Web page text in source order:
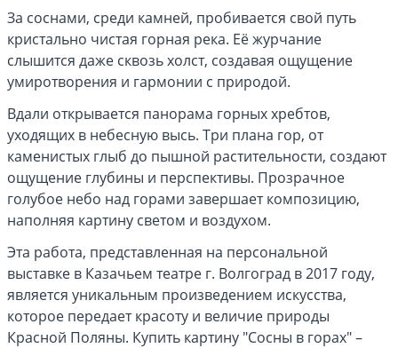
За соснами, среди камней, пробивается свой путь
кристально чистая горная река. Её журчание
слышится даже сквозь холст, создавая ощущение
умиротворения и гармонии с природой.
Вдали открывается панорама горных хребтов,
уходящих в небесную высь. Три плана гор, от
каменистых глыб до пышной растительности, создают
ощущение глубины и перспективы. Прозрачное
голубое небо над горами завершает композицию,
наполняя картину светом и воздухом.
Эта работа, представленная на персональной
выставке в Казачьем театре г. Волгоград в 2017 году,
является уникальным произведением искусства,
которое передает красоту и величие природы
Красной Поляны. Купить картину "Сосны в горах" –